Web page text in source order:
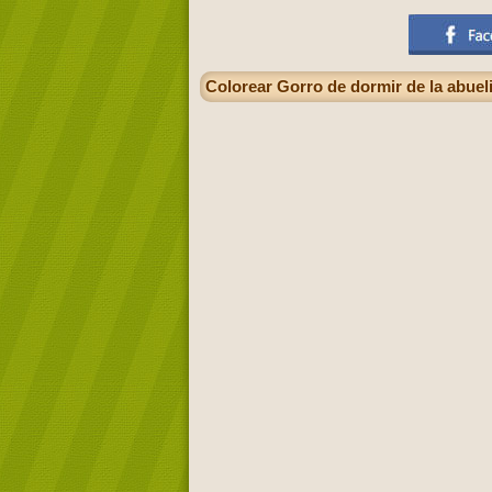
Colorear Gorro de dormir de la